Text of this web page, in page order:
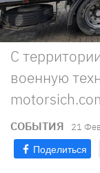
С
военную
СОБЫТИЯ 21
Поделиться